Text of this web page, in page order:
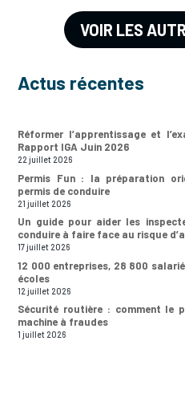
VOIR LES
Actus récentes
Réformer l’apprentissage et
Rapport IGA Juin 2026
22 juillet 2026
Permis Fun : la préparation
permis de conduire
21 juillet 2026
Un guide pour aider les
conduire à faire face au risque
17 juillet 2026
12 000 entreprises, 28 800
écoles
12 juillet 2026
Sécurité routière : comment le
machine à fraudes
1 juillet 2026